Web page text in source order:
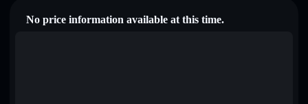
No price information available at this time.